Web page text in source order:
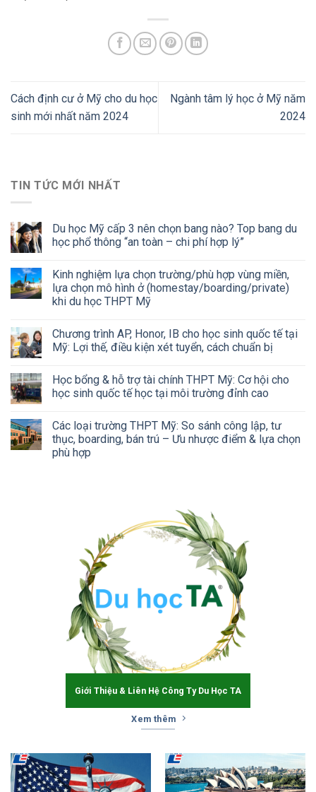
Cách định cư ở Mỹ cho du học
sinh mới nhất năm 2024
Ngành tâm lý học ở Mỹ năm
2024
TIN TỨC MỚI NHẤT
Du học Mỹ cấp 3 nên chọn bang nào? Top bang du
học phổ thông “an toàn – chi phí hợp lý”
Kinh nghiệm lựa chọn trường/phù hợp vùng miền,
lựa chọn mô hình ở (homestay/boarding/private)
khi du học THPT Mỹ
Chương trình AP, Honor, IB cho học sinh quốc tế tại
Mỹ: Lợi thế, điều kiện xét tuyển, cách chuẩn bị
Học bổng & hỗ trợ tài chính THPT Mỹ: Cơ hội cho
học sinh quốc tế học tại môi trường đỉnh cao
Các loại trường THPT Mỹ: So sánh công lập, tư
thục, boarding, bán trú – Ưu nhược điểm & lựa chọn
phù hợp
Giới Thiệu & Liên Hệ Công Ty Du Học TA
Xem thêm